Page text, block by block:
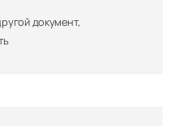
документ,